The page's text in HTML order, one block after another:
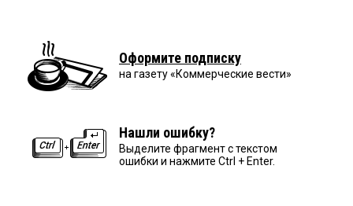
Оформите подписку
на газету «Коммерческие вести»
Нашли ошибку?
Выделите фрагмент с текстом
ошибки и нажмите Ctrl + Enter.